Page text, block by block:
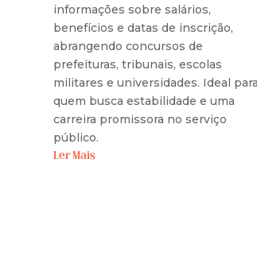
informações sobre salários,
benefícios e datas de inscrição,
abrangendo concursos de
prefeituras, tribunais, escolas
militares e universidades. Ideal para
quem busca estabilidade e uma
carreira promissora no serviço
público.
Ler Mais